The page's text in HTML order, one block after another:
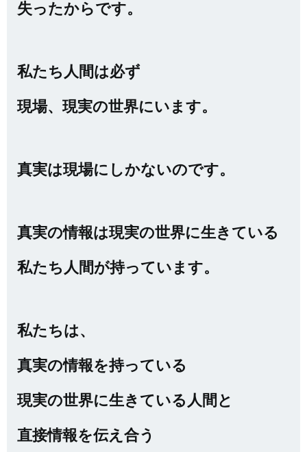
失ったからです。
私たち人間は必ず
現場、現実の世界にいます。
真実は現場にしかないのです。
真実の情報は現実の世界に生きている
私たち人間が持っています。
私たちは、
真実の情報を持っている
現実の世界に生きている人間と
直接情報を伝え合う